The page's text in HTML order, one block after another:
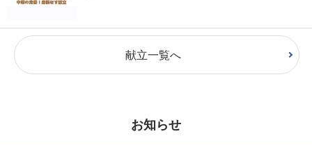
献立一覧へ
お知らせ